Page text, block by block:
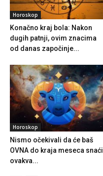
Horoskop
Konačno kraj bola: Nakon
dugih patnji, ovim znacima
od danas započinje...
Horoskop
Nismo očekivali da će baš
OVNA do kraja meseca snaći
ovakva...